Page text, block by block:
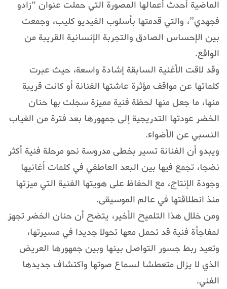
الماضية أحدث أعمالها المصورة التي حملت عنوان “زادو
فجهدي”، والتي قدمتها بأسلوب الفيديو كليب، وجمعت
بين الإحساس الصادق والتجربة الإنسانية القريبة من
الواقع.
وقد لاقت الأغنية السابقة إشادة واسعة، حيث عبرت
كلماتها عن مواقف مؤثرة عاشتها الفنانة أو كانت قريبة
منها، ما جعل منها لحظة فنية مميزة سجلت بها حنان
الخضر عودتها التدريجية إلى جمهورها بعد فترة من الغياب
النسبي عن الأضواء.
ويبدو أن الفنانة تسير بخطى مدروسة نحو مرحلة فنية أكثر
نضجا، تجمع فيها بين البعد العاطفي في كلمات أغانيها
وجودة الإنتاج، مع الحفاظ على هويتها الفنية التي ميزتها
منذ انطلاقتها في عالم الموسيقى.
ومن خلال هذا التلميح الأخير، يتضح أن حنان الخضر تجهز
لمفاجأة فنية قد تحمل معها تحولا جديدا في مسيرتها،
وتعيد ربط جسور التواصل بينها وبين جمهورها العريض
الذي لا يزال متعطشا لسماع صوتها واكتشاف جديدها
الفني.